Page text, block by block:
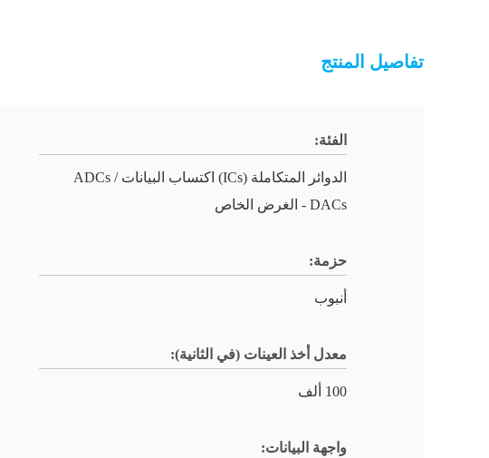
تفاصيل المنتج
الفئة:
الدوائر المتكاملة (ICs) اكتساب البيانات ADCs /
DACs - الغرض الخاص
حزمة:
أنبوب
معدل أخذ العينات (في الثانية):
100 ألف
واجهة البيانات: